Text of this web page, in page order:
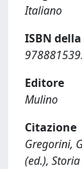
Italiano
ISBN
Editore
Mulino
Citazione
Gregorini,
(ed.),